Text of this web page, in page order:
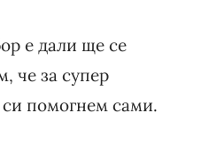
е дали ще се
че за супер
помогнем сами.